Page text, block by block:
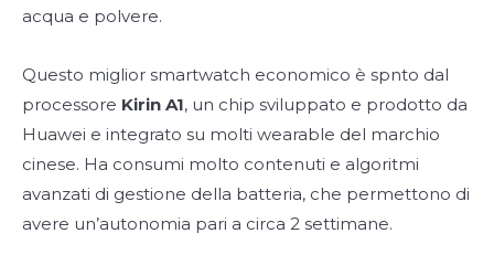
acqua e polvere.
Questo miglior smartwatch economico è spnto dal
processore Kirin A1, un chip sviluppato e prodotto da
Huawei e integrato su molti wearable del marchio
cinese. Ha consumi molto contenuti e algoritmi
avanzati di gestione della batteria, che permettono di
avere un’autonomia pari a circa 2 settimane.